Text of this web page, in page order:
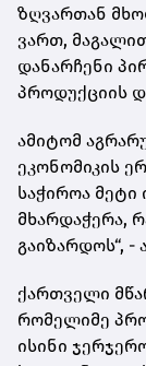
ზღვართან
ვართ,
დანარჩენი
პროდუქციის
ამიტომ
ეკონომიკის
საჭიროა მეტი
მხარდაჭერა,
გაიზარდოს“, -
ქართველი
რომელიმე
ისინი